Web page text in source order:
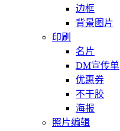
边框
背景图片
印刷
名片
DM宣传单
优惠券
不干胶
海报
照片编辑